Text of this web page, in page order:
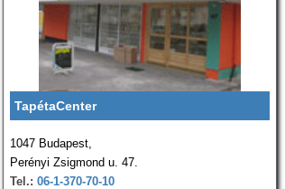
TapétaCenter
1047 Budapest,
Perényi Zsigmond u. 47.
Tel.: 06-1-370-70-10